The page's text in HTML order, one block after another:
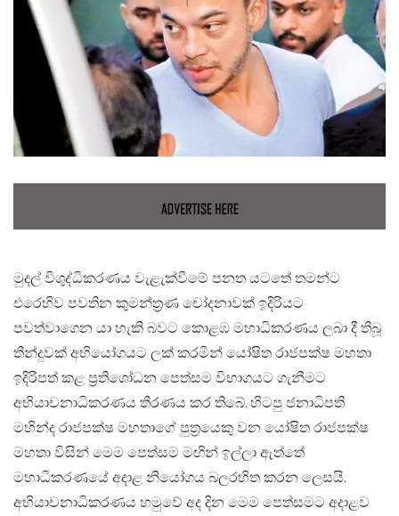
මුදල් විශුද්ධිකරණය වැළැක්වීමේ පනත යටතේ තමන්ට
එරෙහිව පවතින කුමන්ත්‍රණ චෝදනාවක් ඉදිරියට
පවත්වාගෙන යා හැකි බවට කොළඹ මහාධිකරණය ලබා දී තිබූ
තීන්දුවක් අභියෝගයට ලක් කරමින් යෝෂිත රාජපක්ෂ මහතා
ඉදිරිපත් කළ ප්‍රතිශෝධන පෙත්සම විභාගයට ගැනීමට
අභියාචනාධිකරණය තීරණය කර තිබේ. හිටපු ජනාධිපති
මහින්ද රාජපක්ෂ මහතාගේ පුත්‍රයෙකු වන යෝෂිත රාජපක්ෂ
මහතා විසින් මෙම පෙත්සම මඟින් ඉල්ලා ඇත්තේ
මහාධිකරණයේ අදාළ නියෝගය බලරහිත කරන ලෙසයි.​
අභියාචනාධිකරණය හමුවේ අද දින මෙම පෙත්සමට අදාළව